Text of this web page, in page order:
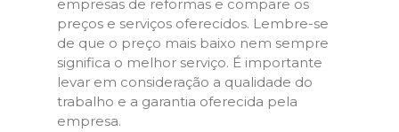
empresas de reformas e compare os
preços e serviços oferecidos. Lembre-se
de que o preço mais baixo nem sempre
significa o melhor serviço. É importante
levar em consideração a qualidade do
trabalho e a garantia oferecida pela
empresa.